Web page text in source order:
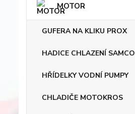
MOTOR
GUFERA NA KLIKU PROX
HADICE CHLAZENÍ SAMCO
HŘÍDELKY VODNÍ PUMPY
CHLADIČE MOTOKROS